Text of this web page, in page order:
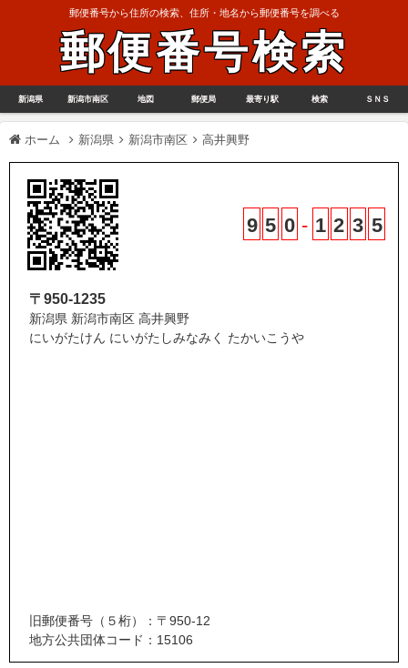
郵便番号から住所の検索、住所・地名から郵便番号を調べる
郵便番号検索
新潟県 新潟市南区 地図 郵便局 最寄り駅 検索 ＳＮＳ
ホーム 新潟県 新潟市南区 高井興野
9 5 0 - 1 2 3 5
〒950-1235
新潟県 新潟市南区 高井興野
にいがたけん にいがたしみなみく たかいこうや
旧郵便番号（５桁）：〒950-12
地方公共団体コード：15106